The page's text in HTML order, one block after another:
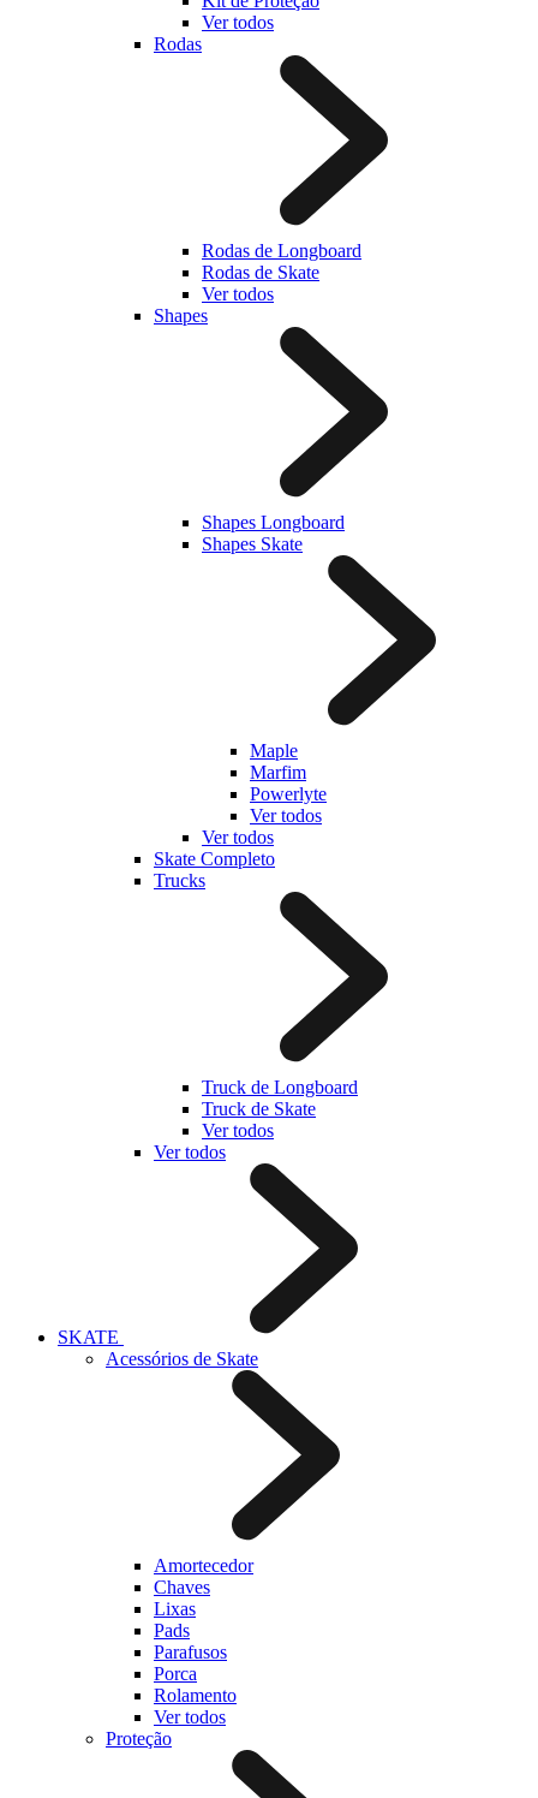
Ver todos
Rodas
Rodas de Longboard
Rodas de Skate
Ver todos
Shapes
Shapes Longboard
Shapes Skate
Maple
Marfim
Powerlyte
Ver todos
Ver todos
Skate Completo
Trucks
Truck de Longboard
Truck de Skate
Ver todos
Ver todos
SKATE
Acessórios de Skate
Amortecedor
Chaves
Lixas
Pads
Parafusos
Porca
Rolamento
Ver todos
Proteção